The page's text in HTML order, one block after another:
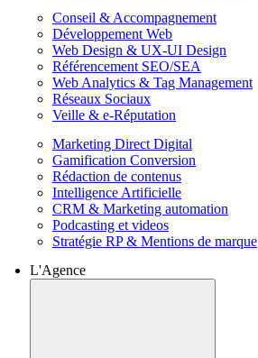
Conseil & Accompagnement
Développement Web
Web Design & UX-UI Design
Référencement SEO/SEA
Web Analytics & Tag Management
Réseaux Sociaux
Veille & e-Réputation
Marketing Direct Digital
Gamification Conversion
Rédaction de contenus
Intelligence Artificielle
CRM & Marketing automation
Podcasting et videos
Stratégie RP & Mentions de marque
L'Agence